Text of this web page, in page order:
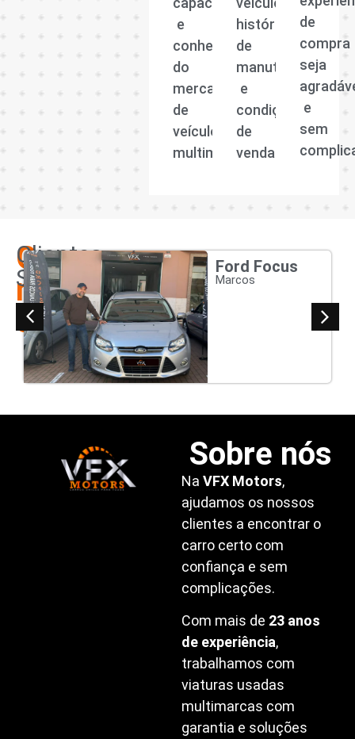
e
conhecedora
do
mercado
de
veículos
multimarcas.
histórico
de
manutenção
e
condições
de
venda.
de
compra
seja
e
sem
Os
nossos
clientes
Clientes
Satisfeitos
Ford Focus
Marcos
Sobre nós
NaVFX Motors,
ajudamos os nossos
clientes a encontrar o
carro certo com
confiança e sem
complicações.
Com mais de 23 anos
de experiência,
trabalhamos com
viaturas usadas
multimarcas com
garantia e soluções